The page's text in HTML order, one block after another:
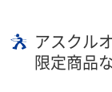
アスクル
限定商品